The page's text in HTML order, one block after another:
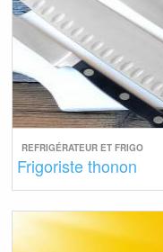
REFRIGÉRATEUR ET FRIGO
Frigoriste thonon